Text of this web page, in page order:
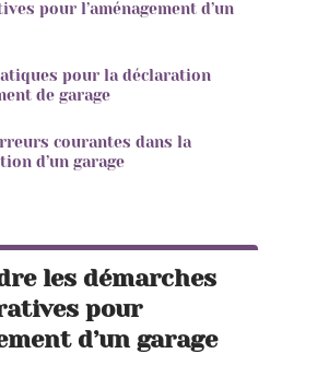
pour l’aménagement d’un
pour la déclaration
de garage
courantes dans la
d’un garage
les démarches
pour
d’un garage